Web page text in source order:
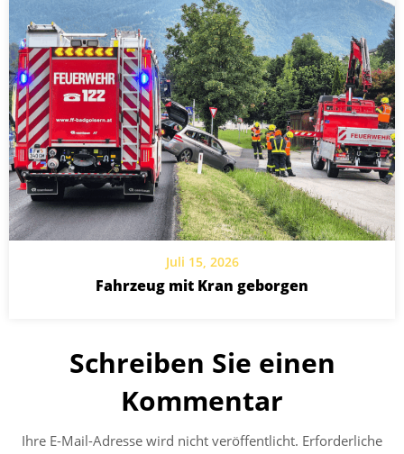
Juli 15, 2026
Fahrzeug mit Kran geborgen
Schreiben Sie einen
Kommentar
Ihre E-Mail-Adresse wird nicht veröffentlicht. Erforderliche